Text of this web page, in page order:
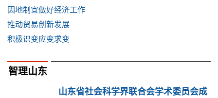
因地制宜做好经济工作
推动贸易创新发展
积极识变应变求变
智理山东
山东省社会科学界联合会学术委员会成